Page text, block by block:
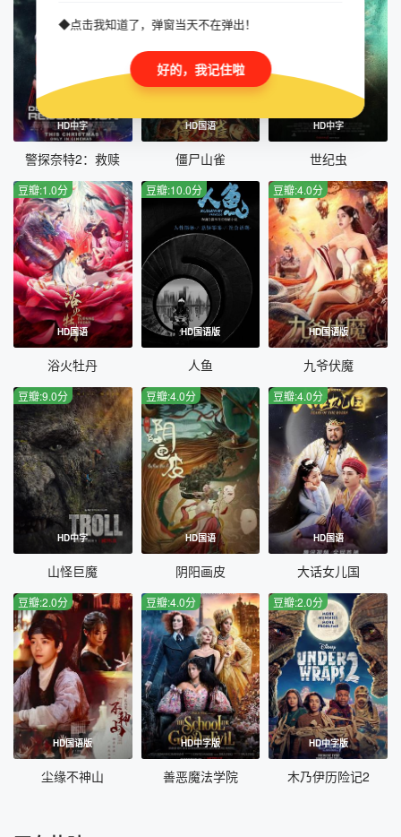
HD中字
警探奈特2：救赎
HD国语
僵尸山雀
HD中字
世纪虫
HD国语
豆瓣:1.0分
浴火牡丹
HD国语版
豆瓣:10.0分
人鱼
HD国语版
豆瓣:4.0分
九爷伏魔
HD中字
豆瓣:9.0分
山怪巨魔
HD国语
豆瓣:4.0分
阴阳画皮
HD国语
豆瓣:4.0分
大话女儿国
HD国语版
豆瓣:2.0分
尘缘不神山
HD中字版
豆瓣:4.0分
善恶魔法学院
HD中字版
豆瓣:2.0分
木乃伊历险记2
◆点击我知道了，弹窗当天不在弹出！
好的，我记住啦